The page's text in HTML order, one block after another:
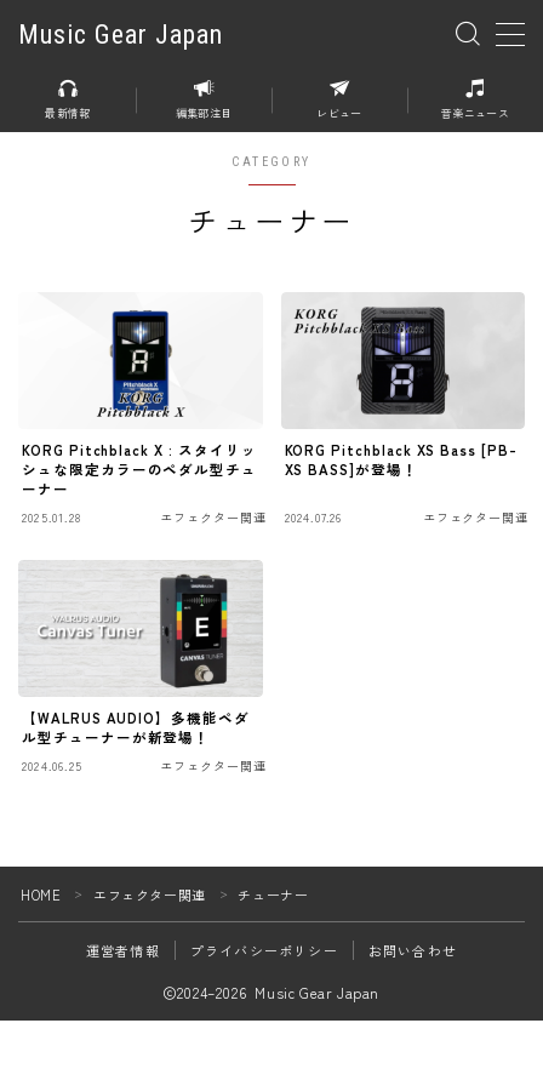
Music Gear Japan
MENU
エレアコ
エフェクター
エフェクター全般
ディストーション
ファズ
ディレイ
ブースター
フィルター
チューナー
シミュレーター
マルチエフェクター
Follow Me
最新情報 編集部注目 レビュー 音楽ニュース
CATEGORY
チューナー
KORG Pitchblack X : スタイリッ
シュな限定カラーのペダル型チュ
ーナー
2025.01.28 エフェクター関連
KORG Pitchblack XS Bass [PB-
XS BASS]が登場！
2024.07.26 エフェクター関連
【WALRUS AUDIO】多機能ペダ
ル型チューナーが新登場！
2024.06.25 エフェクター関連
HOME ＞ エフェクター関連 ＞ チューナー
運営者情報 プライバシーポリシー お問い合わせ
2024–2026 Music Gear Japan